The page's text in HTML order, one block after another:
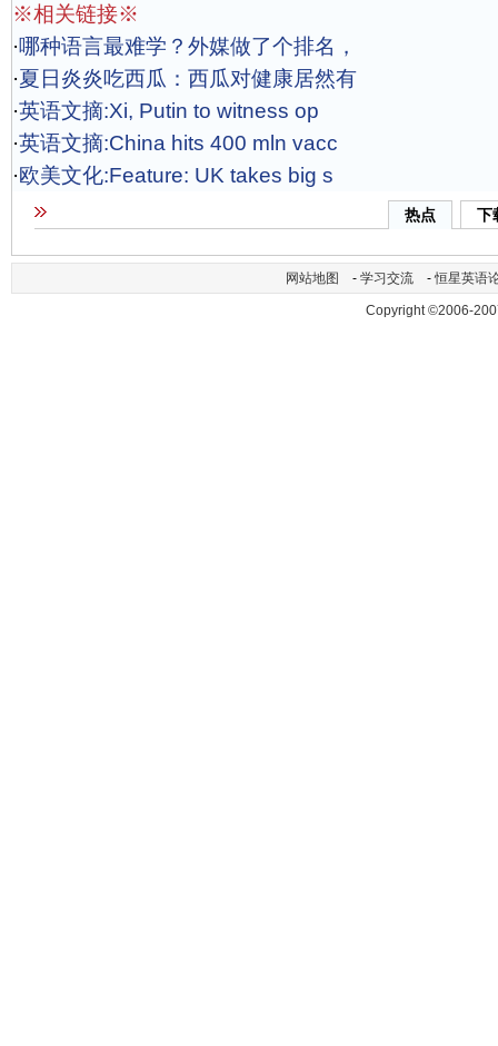
※相关链接※
·哪种语言最难学？外媒做了个排名，
·夏日炎炎吃西瓜：西瓜对健康居然有
·英语文摘:Xi, Putin to witness op
·英语文摘:China hits 400 mln vacc
·欧美文化:Feature: UK takes big s
热点 下
网站地图 - 学习交流 -恒星英语
Copyright ©2006-